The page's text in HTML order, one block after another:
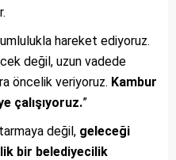
hareket ediyoruz.
değil, uzun vadede
öncelik veriyoruz. Kambur
çalışıyoruz.”
değil, geleceği
bir belediyecilik